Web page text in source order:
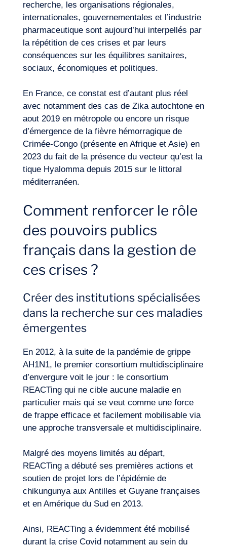
Journal de Bord
recherche, les organisations régionales,
internationales, gouvernementales et l’industrie
pharmaceutique sont aujourd’hui interpellés par
la répétition de ces crises et par leurs
conséquences sur les équilibres sanitaires,
sociaux, économiques et politiques.
En France, ce constat est d’autant plus réel
avec notamment des cas de Zika autochtone en
aout 2019 en métropole ou encore un risque
d’émergence de la fièvre hémorragique de
Crimée-Congo (présente en Afrique et Asie) en
2023 du fait de la présence du vecteur qu’est la
tique Hyalomma depuis 2015 sur le littoral
méditerranéen.
Comment renforcer le rôle
des pouvoirs publics
français dans la gestion de
ces crises ?
Créer des institutions spécialisées
dans la recherche sur ces maladies
émergentes
En 2012, à la suite de la pandémie de grippe
AH1N1, le premier consortium multidisciplinaire
d’envergure voit le jour : le consortium
REACTing qui ne cible aucune maladie en
particulier mais qui se veut comme une force
de frappe efficace et facilement mobilisable via
une approche transversale et multidisciplinaire.
Malgré des moyens limités au départ,
REACTing a débuté ses premières actions et
soutien de projet lors de l’épidémie de
chikungunya aux Antilles et Guyane françaises
et en Amérique du Sud en 2013.
Ainsi, REACTing a évidemment été mobilisé
durant la crise Covid notamment au sein du